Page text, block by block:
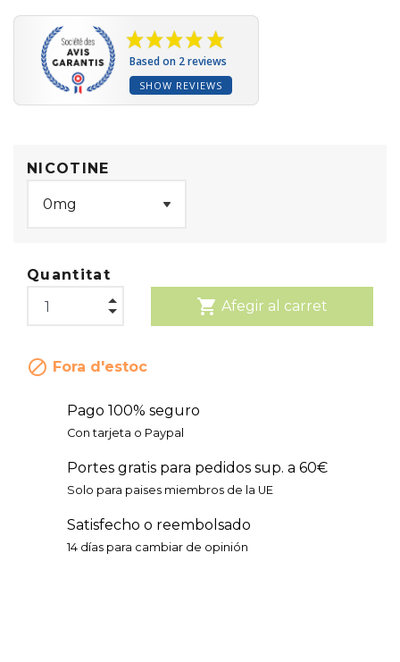
Based on 2 reviews
SHOW REVIEWS
NICOTINE
Quantitat
shopping_cart Afegir al carret
 Fora d'estoc
Pago 100% seguro
Con tarjeta o Paypal
Portes gratis para pedidos sup. a 60€
Solo para paises miembros de la UE
Satisfecho o reembolsado
14 días para cambiar de opinión